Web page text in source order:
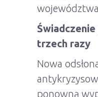
trzech razy
Nowa
ponowną